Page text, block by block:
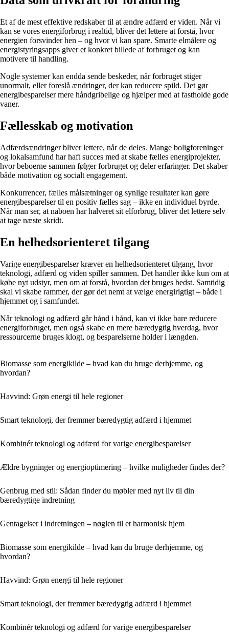
Et af de mest effektive redskaber til at ændre adfærd er viden. Når vi
kan se vores energiforbrug i realtid, bliver det lettere at forstå, hvor
energien forsvinder hen – og hvor vi kan spare. Smarte elmålere og
energistyringsapps giver et konkret billede af forbruget og kan
motivere til handling.
Nogle systemer kan endda sende beskeder, når forbruget stiger
unormalt, eller foreslå ændringer, der kan reducere spild. Det gør
energibesparelser mere håndgribelige og hjælper med at fastholde gode
vaner.
Fællesskab og motivation
Adfærdsændringer bliver lettere, når de deles. Mange boligforeninger
og lokalsamfund har haft succes med at skabe fælles energiprojekter,
hvor beboerne sammen følger forbruget og deler erfaringer. Det skaber
både motivation og socialt engagement.
Konkurrencer, fælles målsætninger og synlige resultater kan gøre
energibesparelser til en positiv fælles sag – ikke en individuel byrde.
Når man ser, at naboen har halveret sit elforbrug, bliver det lettere selv
at tage næste skridt.
En helhedsorienteret tilgang
Varige energibesparelser kræver en helhedsorienteret tilgang, hvor
teknologi, adfærd og viden spiller sammen. Det handler ikke kun om at
købe nyt udstyr, men om at forstå, hvordan det bruges bedst. Samtidig
skal vi skabe rammer, der gør det nemt at vælge energirigtigt – både i
hjemmet og i samfundet.
Når teknologi og adfærd går hånd i hånd, kan vi ikke bare reducere
energiforbruget, men også skabe en mere bæredygtig hverdag, hvor
ressourcerne bruges klogt, og besparelserne holder i længden.
Biomasse som energikilde – hvad kan du bruge derhjemme, og
hvordan?
Havvind: Grøn energi til hele regioner
Smart teknologi, der fremmer bæredygtig adfærd i hjemmet
Kombinér teknologi og adfærd for varige energibesparelser
Ældre bygninger og energioptimering – hvilke muligheder findes der?
Genbrug med stil: Sådan finder du møbler med nyt liv til din
bæredygtige indretning
Gentagelser i indretningen – nøglen til et harmonisk hjem
Biomasse som energikilde – hvad kan du bruge derhjemme, og
hvordan?
Havvind: Grøn energi til hele regioner
Smart teknologi, der fremmer bæredygtig adfærd i hjemmet
Kombinér teknologi og adfærd for varige energibesparelser